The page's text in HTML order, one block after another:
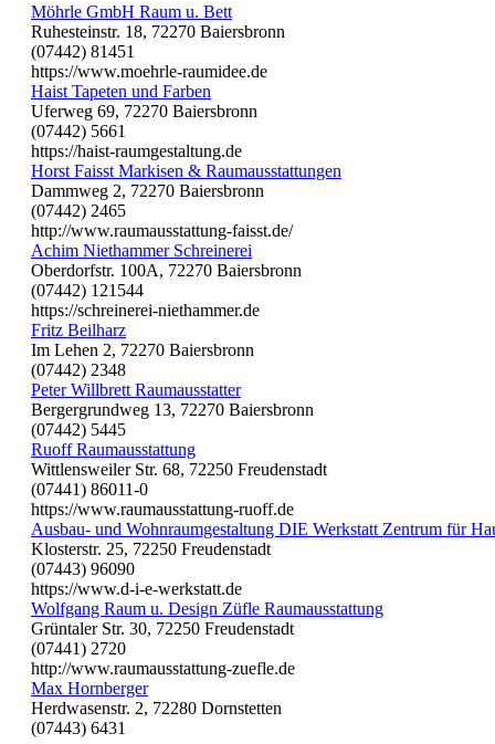
Möhrle GmbH Raum u. Bett
Ruhesteinstr. 18, 72270 Baiersbronn
(07442) 81451
https://www.moehrle-raumidee.de
Haist Tapeten und Farben
Uferweg 69, 72270 Baiersbronn
(07442) 5661
https://haist-raumgestaltung.de
Horst Faisst Markisen & Raumausstattungen
Dammweg 2, 72270 Baiersbronn
(07442) 2465
http://www.raumausstattung-faisst.de/
Achim Niethammer Schreinerei
Oberdorfstr. 100A, 72270 Baiersbronn
(07442) 121544
https://schreinerei-niethammer.de
Fritz Beilharz
Im Lehen 2, 72270 Baiersbronn
(07442) 2348
Peter Willbrett Raumausstatter
Bergergrundweg 13, 72270 Baiersbronn
(07442) 5445
Ruoff Raumausstattung
Wittlensweiler Str. 68, 72250 Freudenstadt
(07441) 86011-0
https://www.raumausstattung-ruoff.de
Ausbau- und Wohnraumgestaltung DIE Werkstatt Zentrum für
Klosterstr. 25, 72250 Freudenstadt
(07443) 96090
https://www.d-i-e-werkstatt.de
Wolfgang Raum u. Design Züfle Raumausstattung
Grüntaler Str. 30, 72250 Freudenstadt
(07441) 2720
http://www.raumausstattung-zuefle.de
Max Hornberger
Herdwasenstr. 2, 72280 Dornstetten
(07443) 6431